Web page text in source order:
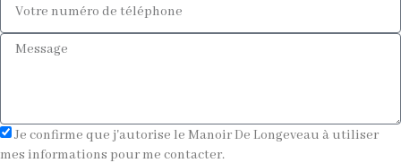
Je confirme que j'autorise le Manoir De Longeveau à utiliser
mes informations pour me contacter.